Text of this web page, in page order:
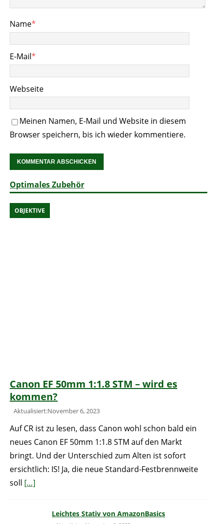
Name*
E-Mail*
Webseite
Meinen Namen, E-Mail und Website in diesem
Browser speichern, bis ich wieder kommentiere.
Optimales Zubehör
Canon EF 50mm 1:1.8 STM – wird es
kommen?
OBJEKTIVE
Aktualisiert:November 6, 2023
Auf CR ist zu lesen, dass Canon wohl schon bald ein
neues Canon EF 50mm 1:1.8 STM auf den Markt
bringt. Und der Unterschied zum Alten ist sofort
ersichtlich: IS! Ja, die neue Standard-Festbrennweite
soll […]
Leichtes Stativ von AmazonBasics